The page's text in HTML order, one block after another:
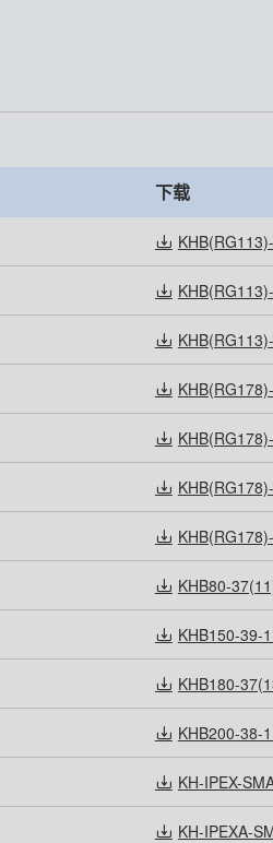
下载
KHB80-
KHB150-39-
KHB180-
KHB200-38-
KH-IPEX-
KH-IPEXA-